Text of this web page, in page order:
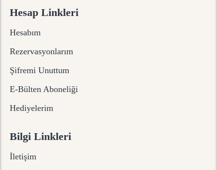
Hesap Linkleri
Hesabım
Rezervasyonlarım
Şifremi Unuttum
E-Bülten Aboneliği
Hediyelerim
Bilgi Linkleri
İletişim